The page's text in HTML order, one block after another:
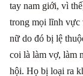
tay nam giới, vì
trong mọi lĩnh vực
nữ do đó bị lệ
coi là làm vợ, làm
hội. Họ bị loại ra